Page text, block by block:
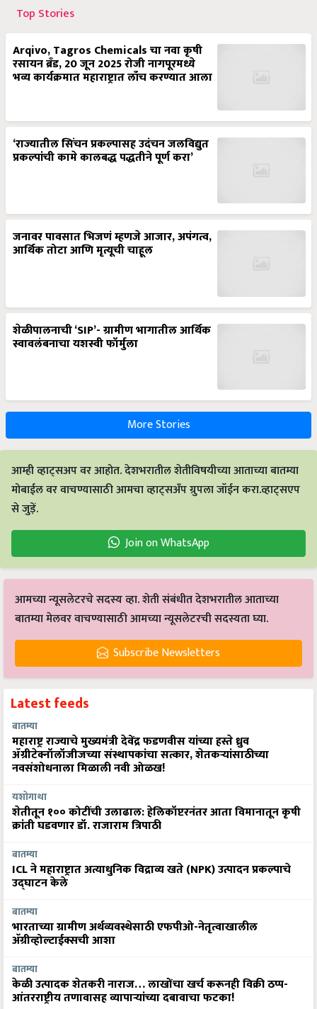
Top Stories
Arqivo, Tagros Chemicals चा नवा कृषी
रसायन ब्रँड, 20 जून 2025 रोजी नागपूरमध्ये
भव्य कार्यक्रमात महाराष्ट्रात लाँच करण्यात आला
‘राज्यातील सिंचन प्रकल्पासह उदंचन जलविद्युत
प्रकल्पांची कामे कालबद्ध पद्धतीने पूर्ण करा’
जनावर पावसात भिजणं म्हणजे आजार, अपंगत्व,
आर्थिक तोटा आणि मृत्यूची चाहूल
शेळीपालनाची ‘SIP’- ग्रामीण भागातील आर्थिक
स्वावलंबनाचा यशस्वी फॉर्मुला
More Stories
आम्ही व्हाट्सअप वर आहोत. देशभरातील शेतीविषयीच्या आताच्या बातम्या
मोबाईल वर वाचण्यासाठी आमचा व्हाट्सअँप ग्रुपला जॉईन करा.व्हाट्सएप
से जुड़ें.
Join on WhatsApp
आमच्या न्यूसलेटरचे सदस्य व्हा. शेती संबंधीत देशभरातील आताच्या
बातम्या मेलवर वाचण्यासाठी आमच्या न्यूसलेटरची सदस्यता घ्या.
Subscribe Newsletters
Latest feeds
बातम्या
महाराष्ट्र राज्याचे मुख्यमंत्री देवेंद्र फडणवीस यांच्या हस्ते ध्रुव
ॲग्रीटेक्नॉलॉजीजच्या संस्थापकांचा सत्कार, शेतकऱ्यांसाठीच्या
नवसंशोधनाला मिळाली नवी ओळख!
यशोगाथा
शेतीतून १०० कोटींची उलाढाल: हेलिकॉप्टरनंतर आता विमानातून कृषी
क्रांती घडवणार डॉ. राजाराम त्रिपाठी
बातम्या
ICL ने महाराष्ट्रात अत्याधुनिक विद्राव्य खते (NPK) उत्पादन प्रकल्पाचे
उद्घाटन केले
बातम्या
भारताच्या ग्रामीण अर्थव्यवस्थेसाठी एफपीओ-नेतृत्वाखालील
अ‍ॅग्रीव्होल्टाईक्सची आशा
बातम्या
केळी उत्पादक शेतकरी नाराज… लाखोंचा खर्च करूनही विक्री ठप्प-
आंतरराष्ट्रीय तणावासह व्यापाऱ्यांच्या दबावाचा फटका!